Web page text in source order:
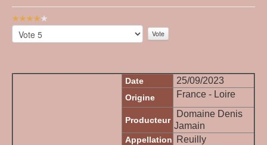
Vote
utilisateur:
Veuillez
voter
Date 25/09/2023
Origine France - Loire
Producteur
Domaine Denis
Jamain
Appellation Reuilly